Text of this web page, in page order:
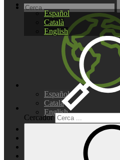
Español
Català
English
Cercador
Español
Català
English